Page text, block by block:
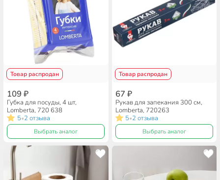
Товар распродан
109 ₽
Губка для посуды, 4 шт,
Lomberta, 720 638
5•2 отзыва
Выбрать аналог
Товар распродан
67 ₽
Рукав для запекания 300 см,
Lomberta, 720263
5•2 отзыва
Выбрать аналог